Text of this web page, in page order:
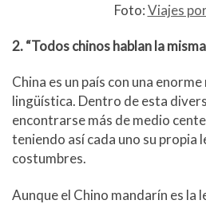
Foto:Viajes
2. “Todos chinos hablan la
China es un país con una
lingüística. Dentro de esta
encontrarse más de medio
teniendo así cada uno su propia
costumbres.
Aunque el Chino mandarín es la